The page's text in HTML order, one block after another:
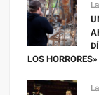
LOS HORRORES»